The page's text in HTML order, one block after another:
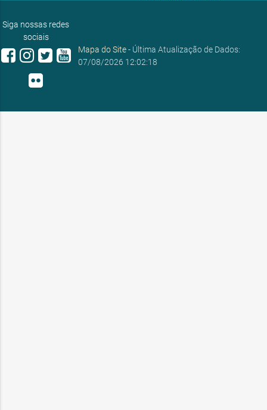
Siga nossas redes
sociais
Mapa do Site- Última Atualização de Dados:
07/08/2026 12:02:18